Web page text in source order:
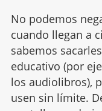
No podemos
cuando llegan a
sabemos
educativo (por
los audiolibros),
usen sin límite.